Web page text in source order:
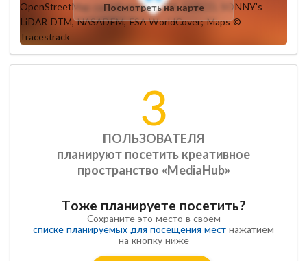
Посмотреть на карте
3
ПОЛЬЗОВАТЕЛЯ
планируют посетить креативное
пространство «MediaHub»
Тоже планируете посетить?
Сохраните это место в своем
списке планируемых для посещения мест нажатием
на кнопку ниже